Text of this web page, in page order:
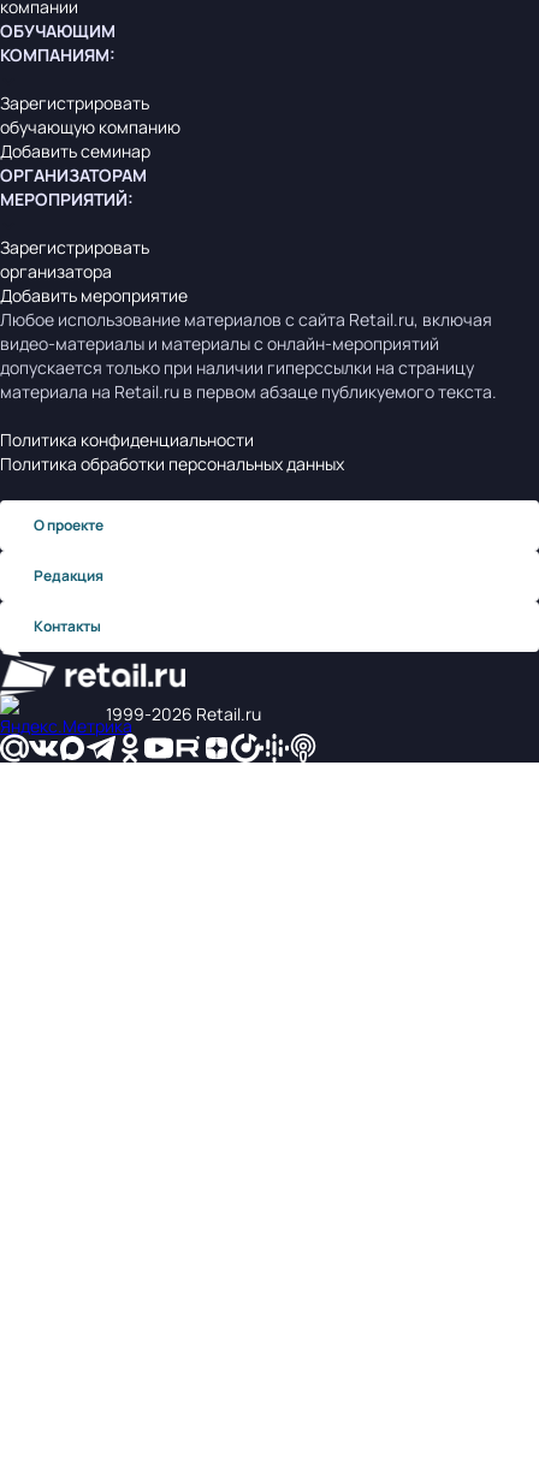
компании
ОБУЧАЮЩИМ
КОМПАНИЯМ:
Зарегистрировать
обучающую компанию
Добавить семинар
ОРГАНИЗАТОРАМ
МЕРОПРИЯТИЙ:
Зарегистрировать
организатора
Добавить мероприятие
Любое использование материалов с сайта Retail.ru, включая
видео-материалы и материалы с онлайн-мероприятий
допускается только при наличии гиперссылки на страницу
материала на Retail.ru в первом абзаце публикуемого текста.
Политика конфиденциальности
Политика обработки персональных данных
О проекте
Редакция
Контакты
1999‑2026 Retail.ru